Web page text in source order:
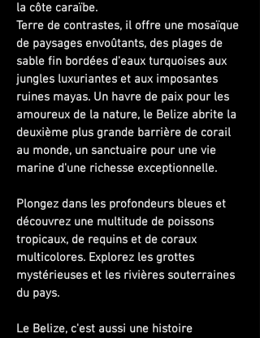
la côte caraïbe.
Terre de contrastes, il offre une mosaïque
de paysages envoûtants, des plages de
sable fin bordées d'eaux turquoises aux
jungles luxuriantes et aux imposantes
ruines mayas. Un havre de paix pour les
amoureux de la nature, le Belize abrite la
deuxième plus grande barrière de corail
au monde, un sanctuaire pour une vie
marine d'une richesse exceptionnelle.
Plongez dans les profondeurs bleues et
découvrez une multitude de poissons
tropicaux, de requins et de coraux
multicolores. Explorez les grottes
mystérieuses et les rivières souterraines
du pays.
Le Belize, c'est aussi une histoire